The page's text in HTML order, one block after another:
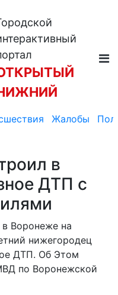
Жалобы
в
ДТП с
в Воронеже на
нижегородец
ДТП. Об Этом
по Воронежской